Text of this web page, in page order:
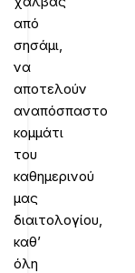
από
σησάμι,
να
αποτελούν
αναπόσπαστο
κομμάτι
του
καθημερινού
μας
διαιτολογίου,
καθ’
όλη